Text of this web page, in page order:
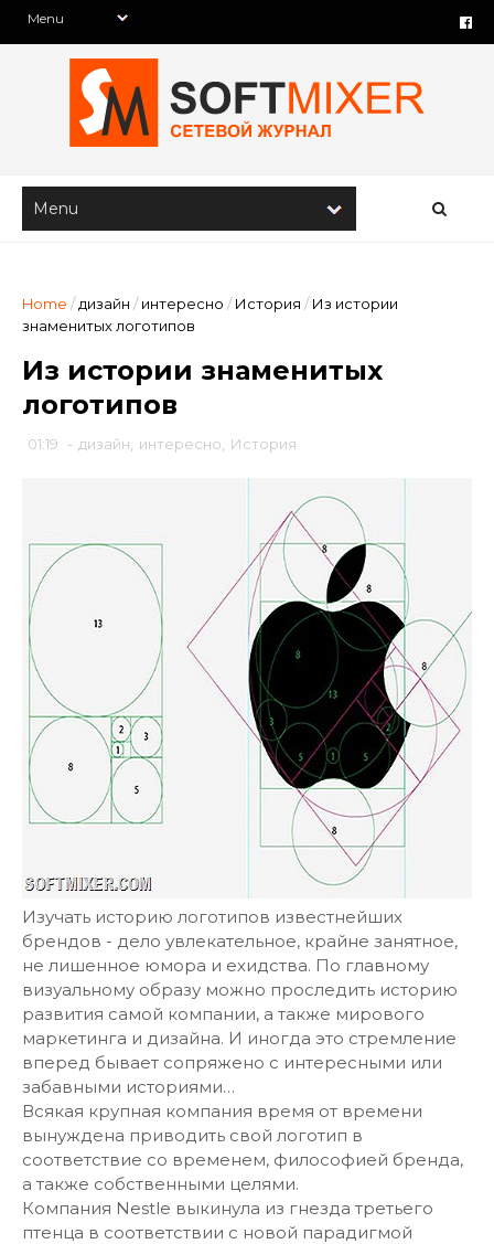
Home / дизайн / интересно / История / Из истории
знаменитых логотипов
Из истории знаменитых
логотипов
01:19 - дизайн интересно История
Изучать историю логотипов известнейших
брендов - дело увлекательное, крайне занятное,
не лишенное юмора и ехидства. По главному
визуальному образу можно проследить историю
развития самой компании, а также мирового
маркетинга и дизайна. И иногда это стремление
вперед бывает сопряжено с интересными или
забавными историями…
Всякая крупная компания время от времени
вынуждена приводить свой логотип в
соответствие со временем, философией бренда,
а также собственными целями.
Компания Nestle выкинула из гнезда третьего
птенца в соответствии с новой парадигмой